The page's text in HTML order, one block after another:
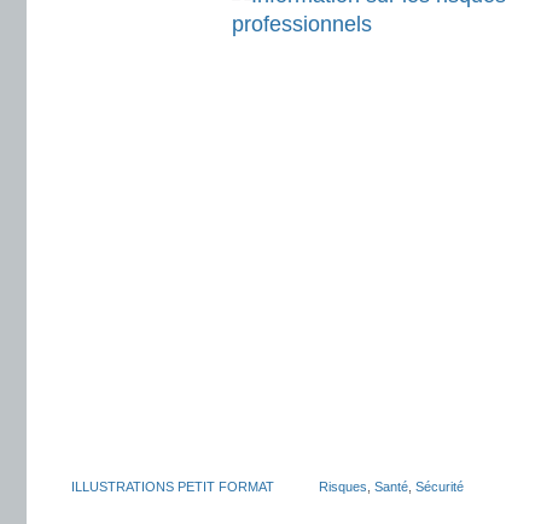
ILLUSTRATIONS PETIT FORMAT Risques Santé Sécurité